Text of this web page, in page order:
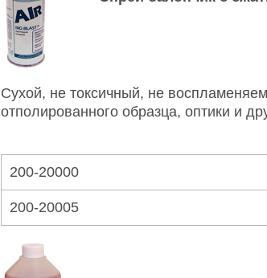
Сухой, не токсичный, не
отполированного образца, оптики и
200-20000
200-20005